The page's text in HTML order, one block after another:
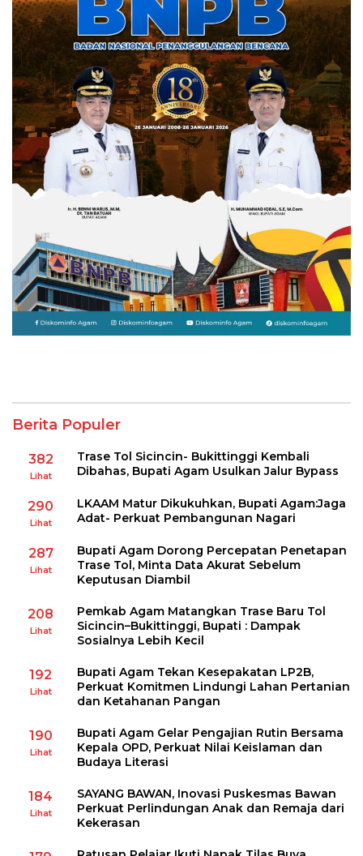
Berita Populer
382
Lihat
Trase Tol Sicincin- Bukittinggi Kembali
Dibahas, Bupati Agam Usulkan Jalur Bypass
290
Lihat
LKAAM Matur Dikukuhkan, Bupati Agam:Jaga
Adat- Perkuat Pembangunan Nagari
287
Lihat
Bupati Agam Dorong Percepatan Penetapan
Trase Tol, Minta Data Akurat Sebelum
Keputusan Diambil
208
Lihat
Pemkab Agam Matangkan Trase Baru Tol
Sicincin–Bukittinggi, Bupati : Dampak
Sosialnya Lebih Kecil
192
Lihat
Bupati Agam Tekan Kesepakatan LP2B,
Perkuat Komitmen Lindungi Lahan Pertanian
dan Ketahanan Pangan
190
Lihat
Bupati Agam Gelar Pengajian Rutin Bersama
Kepala OPD, Perkuat Nilai Keislaman dan
Budaya Literasi
184
Lihat
SAYANG BAWAN, Inovasi Puskesmas Bawan
Perkuat Perlindungan Anak dan Remaja dari
Kekerasan